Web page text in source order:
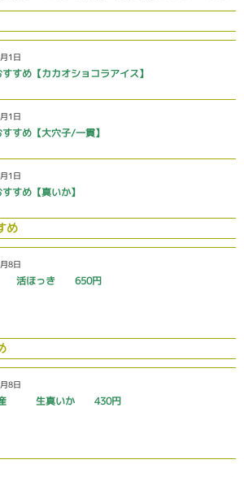
1日
すめ【カカオショコラアイス】
1日
すめ【大穴子/一貫】
1日
すめ【真いか】
め
8日
活ほっき 650円
8日
産 生真いか 430円